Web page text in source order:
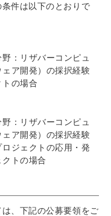
件は以下のとおりで
：リザバーコンピュ
ア開発）の採択経験
の場合
：リザバーコンピュ
ア開発）の採択経験
ジェクトの応用・発
トの場合
、下記の公募要領をご